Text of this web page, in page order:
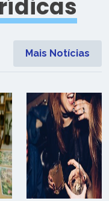
Mais Notícias